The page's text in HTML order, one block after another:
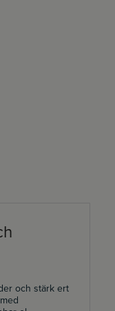
och stärk ert